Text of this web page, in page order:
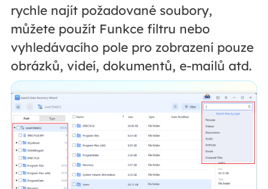
rychle najít požadované soubory,
můžete použít Funkce filtru nebo
vyhledávacího pole pro zobrazení pouze
obrázků, videí, dokumentů, e-mailů atd.